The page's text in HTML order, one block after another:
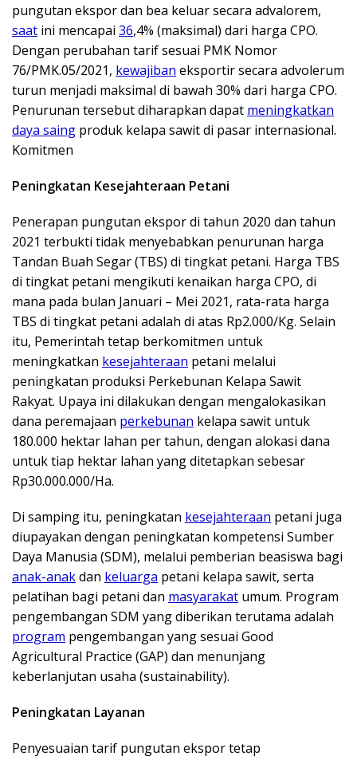
pungutan ekspor dan bea keluar secara advalorem,
saat ini mencapai 36,4% (maksimal) dari harga CPO.
Dengan perubahan tarif sesuai PMK Nomor
76/PMK.05/2021, kewajiban eksportir secara advolerum
turun menjadi maksimal di bawah 30% dari harga CPO.
Penurunan tersebut diharapkan dapat meningkatkan
daya saing produk kelapa sawit di pasar internasional.
Komitmen
Peningkatan Kesejahteraan Petani
Penerapan pungutan ekspor di tahun 2020 dan tahun
2021 terbukti tidak menyebabkan penurunan harga
Tandan Buah Segar (TBS) di tingkat petani. Harga TBS
di tingkat petani mengikuti kenaikan harga CPO, di
mana pada bulan Januari – Mei 2021, rata-rata harga
TBS di tingkat petani adalah di atas Rp2.000/Kg. Selain
itu, Pemerintah tetap berkomitmen untuk
meningkatkan kesejahteraan petani melalui
peningkatan produksi Perkebunan Kelapa Sawit
Rakyat. Upaya ini dilakukan dengan mengalokasikan
dana peremajaan perkebunan kelapa sawit untuk
180.000 hektar lahan per tahun, dengan alokasi dana
untuk tiap hektar lahan yang ditetapkan sebesar
Rp30.000.000/Ha.
Di samping itu, peningkatan kesejahteraan petani juga
diupayakan dengan peningkatan kompetensi Sumber
Daya Manusia (SDM), melalui pemberian beasiswa bagi
anak-anakdan keluarga petani kelapa sawit, serta
pelatihan bagi petani dan masyarakat umum. Program
pengembangan SDM yang diberikan terutama adalah
program pengembangan yang sesuai Good
Agricultural Practice (GAP) dan menunjang
keberlanjutan usaha (sustainability).
Peningkatan Layanan
Penyesuaian tarif pungutan ekspor tetap